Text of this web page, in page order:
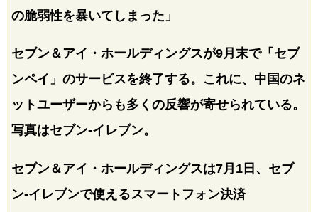
の脆弱性を暴いてしまった」
セブン＆アイ・ホールディングスが9月末で「セブ
ンペイ」のサービスを終了する。これに、中国のネ
ットユーザーからも多くの反響が寄せられている。
写真はセブン-イレブン。
セブン＆アイ・ホールディングスは7月1日、セブ
ン-イレブンで使えるスマートフォン決済